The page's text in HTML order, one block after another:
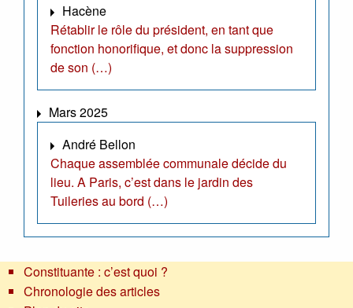
Hacène
Rétablir le rôle du président, en tant que
fonction honorifique, et donc la suppression
de son (…)
Mars 2025
André Bellon
Chaque assemblée communale décide du
lieu. A Paris, c’est dans le jardin des
Tuileries au bord (…)
Constituante : c’est quoi ?
Chronologie des articles